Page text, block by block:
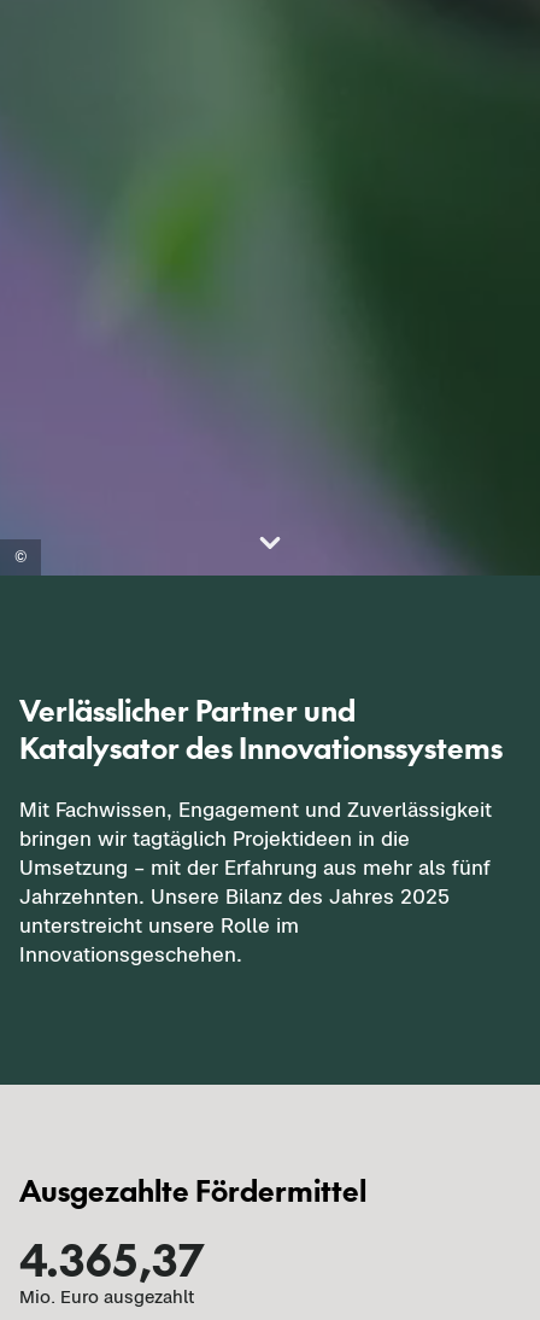
VerlässlicherPartnerund
KatalysatordesInnovationssystems
Mit Fachwissen, Engagement und Zuverlässigkeit
bringen wir tagtäglich Projektideen in die
Umsetzung – mit der Erfahrung aus mehr als fünf
Jahrzehnten. Unsere Bilanz des Jahres 2025
unterstreicht unsere Rolle im
Innovationsgeschehen.
Ausgezahlte Fördermittel
4.365,37
Mio. Euro ausgezahlt